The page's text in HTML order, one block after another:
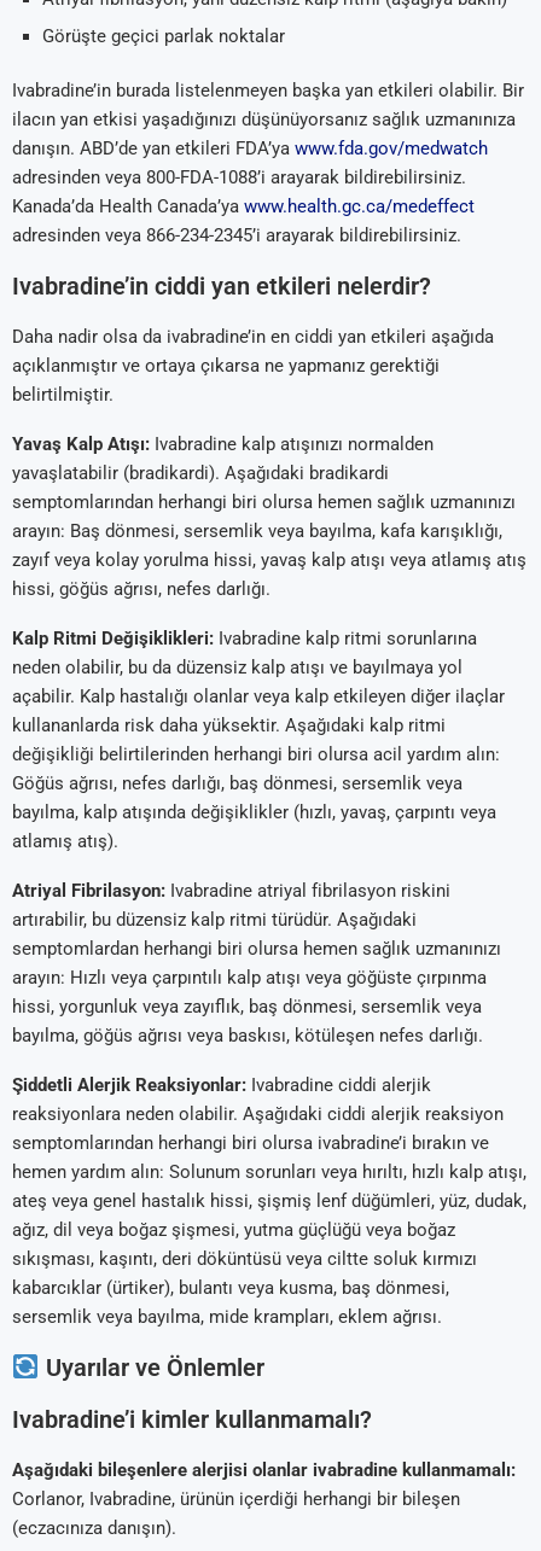
Görüşte geçici parlak noktalar
Ivabradine’in burada listelenmeyen başka yan etkileri olabilir. Bir
ilacın yan etkisi yaşadığınızı düşünüyorsanız sağlık uzmanınıza
danışın. ABD’de yan etkileri FDA’ya www.fda.gov/medwatch
adresinden veya 800-FDA-1088’i arayarak bildirebilirsiniz.
Kanada’da Health Canada’ya www.health.gc.ca/medeffect
adresinden veya 866-234-2345’i arayarak bildirebilirsiniz.
Ivabradine’in ciddi yan etkileri nelerdir?
Daha nadir olsa da ivabradine’in en ciddi yan etkileri aşağıda
açıklanmıştır ve ortaya çıkarsa ne yapmanız gerektiği
belirtilmiştir.
Yavaş Kalp Atışı: Ivabradine kalp atışınızı normalden
yavaşlatabilir (bradikardi). Aşağıdaki bradikardi
semptomlarından herhangi biri olursa hemen sağlık uzmanınızı
arayın: Baş dönmesi, sersemlik veya bayılma, kafa karışıklığı,
zayıf veya kolay yorulma hissi, yavaş kalp atışı veya atlamış atış
hissi, göğüs ağrısı, nefes darlığı.
Kalp Ritmi Değişiklikleri: Ivabradine kalp ritmi sorunlarına
neden olabilir, bu da düzensiz kalp atışı ve bayılmaya yol
açabilir. Kalp hastalığı olanlar veya kalp etkileyen diğer ilaçlar
kullananlarda risk daha yüksektir. Aşağıdaki kalp ritmi
değişikliği belirtilerinden herhangi biri olursa acil yardım alın:
Göğüs ağrısı, nefes darlığı, baş dönmesi, sersemlik veya
bayılma, kalp atışında değişiklikler (hızlı, yavaş, çarpıntı veya
atlamış atış).
Atriyal Fibrilasyon: Ivabradine atriyal fibrilasyon riskini
artırabilir, bu düzensiz kalp ritmi türüdür. Aşağıdaki
semptomlardan herhangi biri olursa hemen sağlık uzmanınızı
arayın: Hızlı veya çarpıntılı kalp atışı veya göğüste çırpınma
hissi, yorgunluk veya zayıflık, baş dönmesi, sersemlik veya
bayılma, göğüs ağrısı veya baskısı, kötüleşen nefes darlığı.
Şiddetli Alerjik Reaksiyonlar: Ivabradine ciddi alerjik
reaksiyonlara neden olabilir. Aşağıdaki ciddi alerjik reaksiyon
semptomlarından herhangi biri olursa ivabradine’i bırakın ve
hemen yardım alın: Solunum sorunları veya hırıltı, hızlı kalp atışı,
ateş veya genel hastalık hissi, şişmiş lenf düğümleri, yüz, dudak,
ağız, dil veya boğaz şişmesi, yutma güçlüğü veya boğaz
sıkışması, kaşıntı, deri döküntüsü veya ciltte soluk kırmızı
kabarcıklar (ürtiker), bulantı veya kusma, baş dönmesi,
sersemlik veya bayılma, mide krampları, eklem ağrısı.
Uyarılar ve Önlemler
Ivabradine’i kimler kullanmamalı?
Aşağıdaki bileşenlere alerjisi olanlar ivabradine kullanmamalı:
Corlanor, Ivabradine, ürünün içerdiği herhangi bir bileşen
(eczacınıza danışın).